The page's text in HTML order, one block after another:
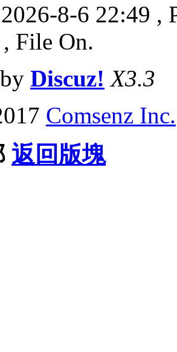
8-6 22:49 ,
File On.
Discuz! X3.3
Comsenz Inc.
返回版塊